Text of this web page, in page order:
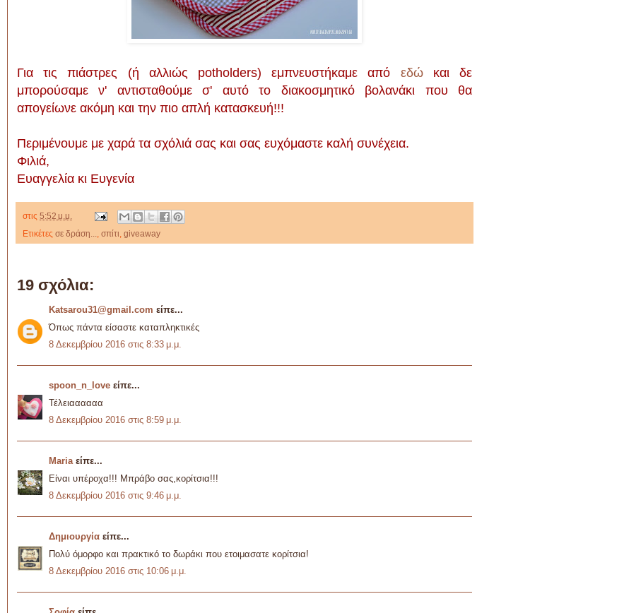
Για τις πιάστρες (ή αλλιώς potholders) εμπνευστήκαμε από εδώκαι δε
μπορούσαμε ν' αντισταθούμε σ' αυτό το διακοσμητικό βολανάκι που θα
απογείωνε ακόμη και την πιο απλή κατασκευή!!!
Περιμένουμε με χαρά τα σχόλιά σας και σας ευχόμαστε καλή συνέχεια.
Φιλιά,
Ευαγγελία κι Ευγενία
στις 5:52 μ.μ.
Ετικέτες σε δράση... σπίτι giveaway
19 σχόλια:
Katsarou31@gmail.com είπε...
Όπως πάντα είσαστε καταπληκτικές
8 Δεκεμβρίου 2016 στις 8:33 μ.μ.
spoon_n_love είπε...
Τέλειαααααα
8 Δεκεμβρίου 2016 στις 8:59 μ.μ.
Mariaείπε...
Είναι υπέροχα!!! Μπράβο σας,κορίτσια!!!
8 Δεκεμβρίου 2016 στις 9:46 μ.μ.
Δημιουργία είπε...
Πολύ όμορφο και πρακτικό το δωράκι που ετοιμασατε κορίτσια!
8 Δεκεμβρίου 2016 στις 10:06 μ.μ.